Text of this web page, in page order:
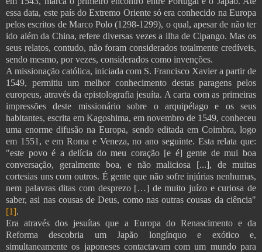
essa data, este país do Extremo Oriente só era conhecido na Europa
pelos escritos de Marco Polo (1298-1299), o qual, apesar de não ter
ido além da China, refere diversas vezes a ilha de Cipango. Mas os
seus relatos, contudo, não foram considerados totalmente credíveis,
sendo mesmo, por vezes, considerados como invenções.
A missionação católica, iniciada com S. Francisco Xavier a partir de
1549, permitiu um melhor conhecimento destas paragens pelos
europeus, através da epistolografia jesuíta. A carta com as primeiras
impressões deste missionário sobre o arquipélago e os seus
habitantes, escrita em Kagoshima, em novembro de 1549, conheceu
uma enorme difusão na Europa, sendo editada em Coimbra, logo
em 1551, e em Roma e Veneza, no ano seguinte. Esta relata que:
"este povo é a delícia do meu coração [e é] gente de mui boa
conversação, geralmente boa, e não maliciosa [...], de muitas
cortesias uns com outros. É gente que não sofre injúrias nenhumas,
nem palavras ditas com desprezo […] de muito juízo e curiosa de
saber, asi nas cousas de Deus, como nas outras cousas da ciência"
[1].
Era através dos jesuítas que a Europa do Renascimento e da
Reforma descobria um Japão longínquo e exótico e,
simultaneamente os japoneses contactavam com um mundo para